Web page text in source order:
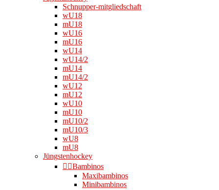
Schnupper-mitgliedschaft
wU18
mU18
wU16
mU16
wU14
wU14/2
mU14
mU14/2
wU12
mU12
wU10
mU10
mU10/2
mU10/3
wU8
mU8
Jüngstenhockey
👉🏻Bambinos
Maxibambinos
Minibambinos